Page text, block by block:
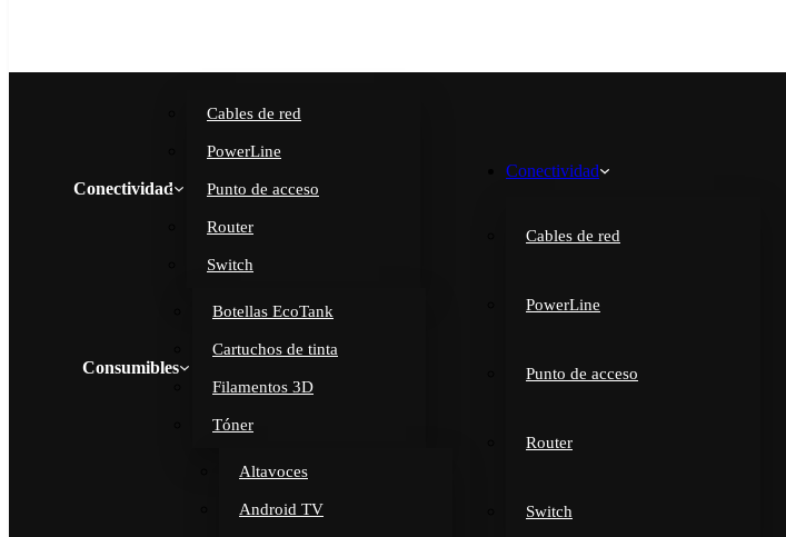
Conectividad
Cables de red
PowerLine
Punto de acceso
Router
Switch
Consumibles
Botellas EcoTank
Cartuchos de tinta
Filamentos 3D
Tóner
Altavoces
Android TV
Conectividad
Cables de red
PowerLine
Punto de acceso
Router
Switch